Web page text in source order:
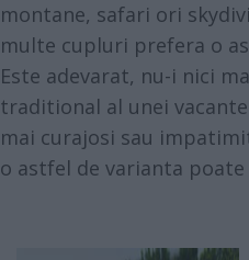
montane, safari ori
multe cupluri prefera o
Este adevarat, nu-i nici
traditional al unei
mai curajosi sau
o astfel de varianta poate